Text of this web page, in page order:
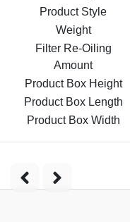
Product Style
Weight
Filter Re-Oiling
Amount
Product Box Height
Product Box Length
Product Box Width